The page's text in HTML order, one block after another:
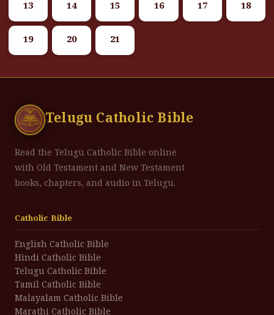
13 14 15 16 17 18
19 20 21
Telugu Catholic Bible
Read the Telugu Catholic Bible online
with Old Testament and New Testament
books, chapters, and audio in Telugu.
Catholic Bible
English Catholic Bible
Hindi Catholic Bible
Telugu Catholic Bible
Tamil Catholic Bible
Malayalam Catholic Bible